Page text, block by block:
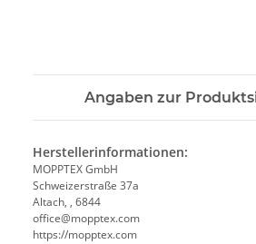
Angaben zur
Herstellerinformationen:
MOPPTEX GmbH
Schweizerstraße 37a
Altach, , 6844
office@mopptex.com
https://mopptex.com